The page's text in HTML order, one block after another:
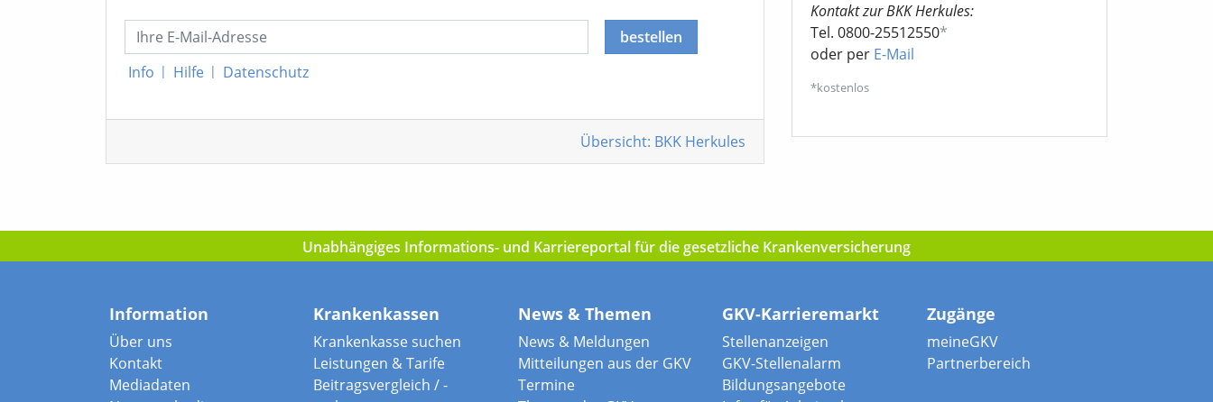
Info | Hilfe | Datenschutz
bestellen
Übersicht: BKK Herkules
Kontakt zur BKK Herkules:
Tel. 0800-25512550*
oder per E-Mail
*kostenlos
Unabhängiges Informations- und Karriereportal für die gesetzliche Krankenversicherung
Information
Über uns
Kontakt
Mediadaten
Krankenkassen
Krankenkasse suchen
Leistungen & Tarife
Beitragsvergleich / -
News & Themen
News & Meldungen
Mitteilungen aus der GKV
Termine
GKV-Karrieremarkt
Stellenanzeigen
GKV-Stellenalarm
Bildungsangebote
Zugänge
meineGKV
Partnerbereich